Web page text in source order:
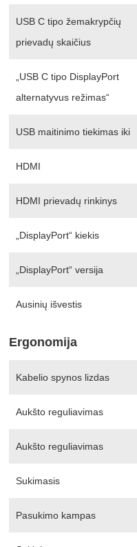
USB C tipo žemakrypčių
prievadų skaičius
„USB C tipo DisplayPort
alternatyvus režimas“
USB maitinimo tiekimas iki
HDMI
HDMI prievadų rinkinys
„DisplayPort“ kiekis
„DisplayPort“ versija
Ausinių išvestis
Ergonomija
Kabelio spynos lizdas
Aukšto reguliavimas
Aukšto reguliavimas
Sukimasis
Pasukimo kampas